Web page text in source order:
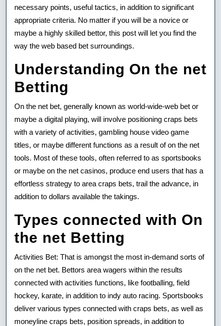
regard
to
Newbies
as
Benefits
necessary points, useful tactics, in addition to significant
appropriate criteria. No matter if you will be a novice or
maybe a highly skilled bettor, this post will let you find the
way the web based bet surroundings.
Understanding On the net
Betting
On the net bet, generally known as world-wide-web bet or
maybe a digital playing, will involve positioning craps bets
with a variety of activities, gambling house video game
titles, or maybe different functions as a result of on the net
tools. Most of these tools, often referred to as sportsbooks
or maybe on the net casinos, produce end users that has a
effortless strategy to area craps bets, trail the advance, in
addition to dollars available the takings.
Types connected with On
the net Betting
Activities Bet: That is amongst the most in-demand sorts of
on the net bet. Bettors area wagers within the results
connected with activities functions, like footballing, field
hockey, karate, in addition to indy auto racing. Sportsbooks
deliver various types connected with craps bets, as well as
moneyline craps bets, position spreads, in addition to